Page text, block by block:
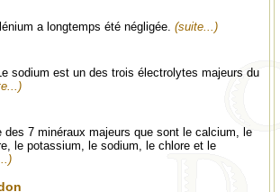
a longtemps été négligée. (suite...)
sodium est un des trois électrolytes majeurs du
des 7 minéraux majeurs que sont le calcium, le
le potassium, le sodium, le chlore et le